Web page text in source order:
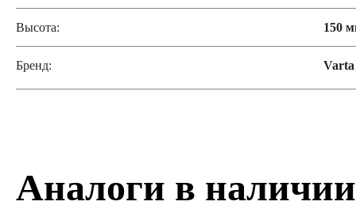
Высота: 150
Бренд: Varta
Аналоги в наличии